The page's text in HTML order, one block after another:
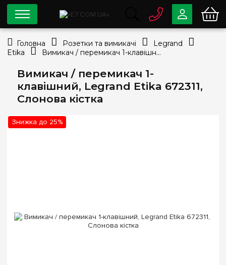
Вимикач / перемикач 1-
клавішний, Legrand Etika 672311,
Слонова кістка
Знижка до 25%
0 80033-63-07
Безкоштовно
info@e7.com.ua
044334-79-78
Viber Telegram
Головна Розетки та вимикачі
Legrand
Etika
Вимикач / перемикач 1-клавішний, Legrand Etika 672311, Слонова кістка